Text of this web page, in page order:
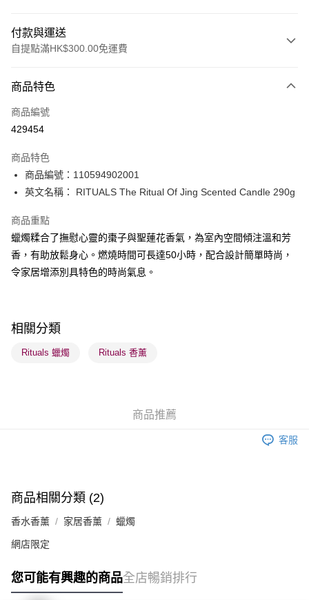
付款與運送
自提點滿HK$300.00免運費
信用卡
Apple Pay
PayMe
WeChat Pay
BoC Pay
送貨方式
順豐自助櫃 - 確認發貨後1-3個工作天送達
順豐站及營業點 - 確認發貨後1-3個工作天送達
(澳門門市) 只顯示可選門市。確認發貨後2-5個工作天到店，3天內
取。逾期會取消訂單，並不會安排重寄
每筆HK$20.00，滿HK$100.00或以上免運費
商品特色
商品編號
429454
商品特色
商品編號：110594902001
英文名稱： RITUALS The Ritual Of Jing Scented Candle 290g
商品重點
蠟燭糅合了撫慰心靈的棗子與聖蓮花香氣，為室內空間傾注溫和芳
香，有助放鬆身心。燃燒時間可長達50小時，配合設計簡單時尚，
令家居增添別具特色的時尚氣息。
相關分類
Rituals 蠟燭 Rituals 香薰
商品推薦
客服
商品相關分類 (2)
香水香薰 家居香薰 蠟燭
網店限定
您可能有興趣的商品全店暢銷排行